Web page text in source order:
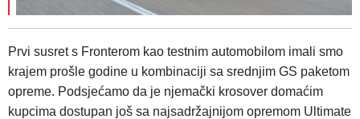
Prvi susret s Fronterom kao testnim automobilom imali smo
krajem prošle godine u kombinaciji sa srednjim GS paketom
opreme. Podsjećamo da je njemački krosover domaćim
kupcima dostupan još sa najsadržajnijom opremom Ultimate